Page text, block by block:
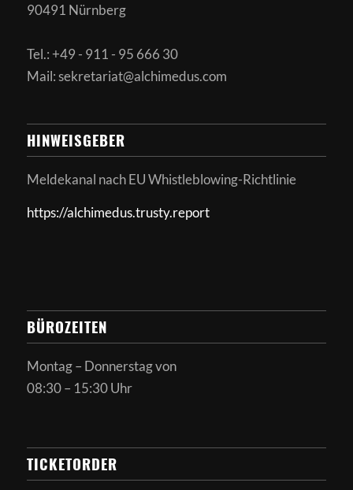
90491 Nürnberg
Tel.: +49 - 911 - 95 666 30
Mail: sekretariat@alchimedus.com
HINWEISGEBER
Meldekanal nachEU Whistleblowing-Richtlinie
https://alchimedus.trusty.report
BÜROZEITEN
Montag – Donnerstag von
08:30 – 15:30 Uhr
TICKETORDER